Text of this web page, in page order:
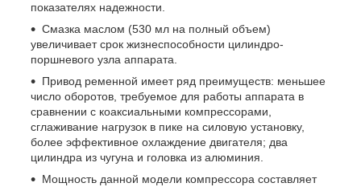
показателях надежности.
Смазка маслом (530 мл на полный объем)
увеличивает срок жизнеспособности цилиндро-
поршневого узла аппарата.
Привод ременной имеет ряд преимуществ: меньшее
число оборотов, требуемое для работы аппарата в
сравнении с коаксиальными компрессорами,
сглаживание нагрузок в пике на силовую установку,
более эффективное охлаждение двигателя; два
цилиндра из чугуна и головка из алюминия.
Мощность данной модели компрессора составляет